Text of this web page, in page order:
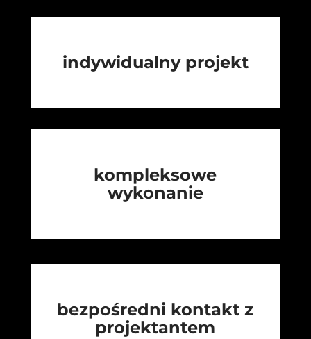
indywidualny projekt
kompleksowe
wykonanie
bezpośredni kontakt z
projektantem